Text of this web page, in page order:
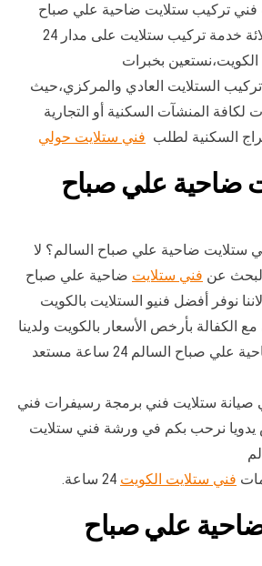
فني تركيب ستلايت ضاحية علي صباح
السالم يوفر لكافة عملائة خدمة تركيب ستلايت على مدار 24
بخبرات
الستلايت العادي والمركزي،حيث
لكافة المنشآت السكنية أو التجارية
السكنية لطلب فني ستلايت حولي
ضاحية علي صباح
ستلايت ضاحية علي صباح السالم؟ لا
عن فني ستلايت ضاحية علي صباح
نوفر أفضل فنيو الستلايت بالكويت
الكفالة بأرخص الأسعار بالكويت ولدينا
محل ستلاين اسواق ضاحية علي صباح السالم 24 ساعة مستعد
صيانة ستلايت فني برمجة رسيفرات فني
نرحب بكم في ورشة فني ستلايت
فني ستلايت الكويت
علي صباح